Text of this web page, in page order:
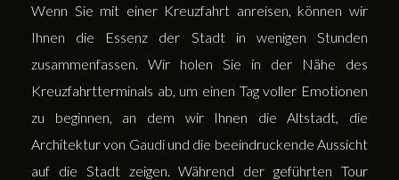
Wenn Sie mit einer Kreuzfahrt anreisen, können wir
Ihnen die Essenz der Stadt in wenigen Stunden
zusammenfassen. Wir holen Sie in der Nähe des
Kreuzfahrtterminals ab, um einen Tag voller Emotionen
zu beginnen, an dem wir Ihnen die Altstadt, die
Architektur von Gaudi und die beeindruckende Aussicht
auf die Stadt zeigen. Während der geführten Tour